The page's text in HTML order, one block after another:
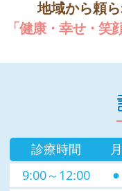
地域から頼
「健康・幸せ・笑顔
診療時間 月
9:00～12:00 ●